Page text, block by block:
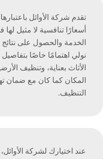
تقدم شركة الأوائل
أسعارًا تنافسية لا مثيل
الخدمة والحصول على
نولي اهتمامًا خاصًا
الأثاث بعناية، وتنظيف
المكان كما كان مع ضمان
التنظيف.
عند اختيارك لشركة